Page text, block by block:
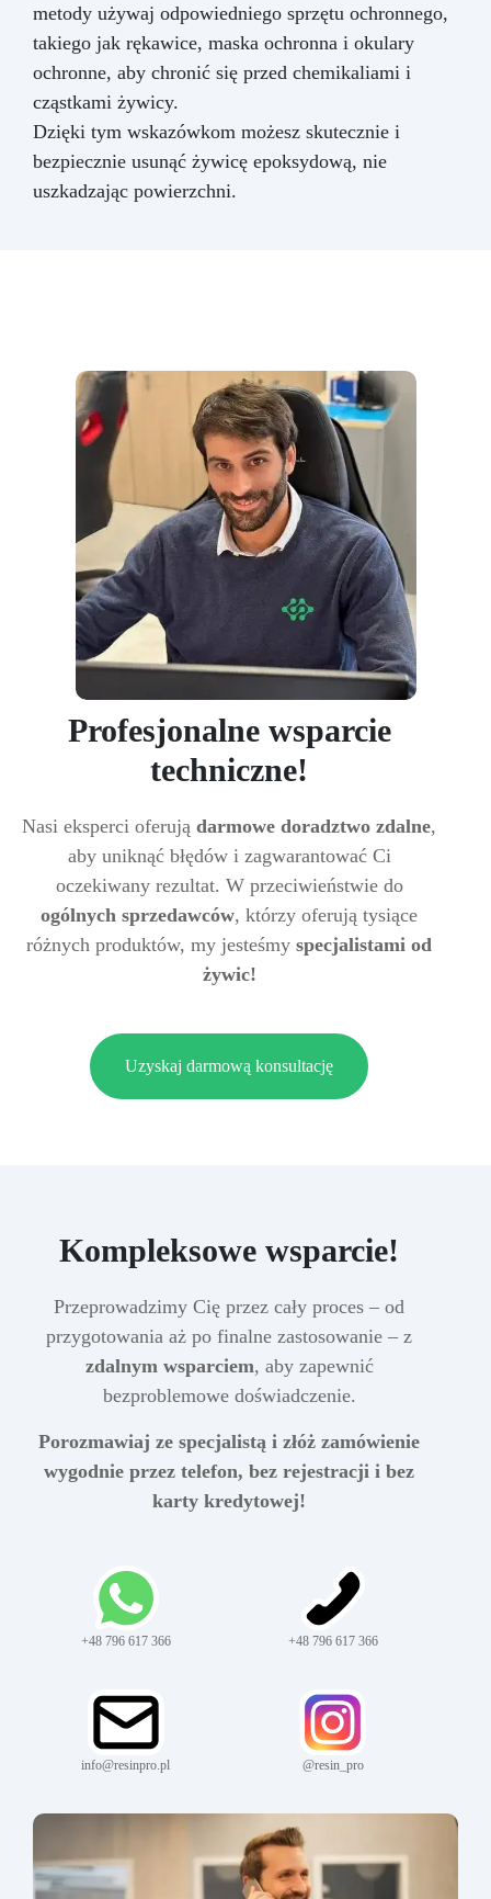
metody używaj odpowiedniego sprzętu ochronnego,
takiego jak rękawice, maska ochronna i okulary
ochronne, aby chronić się przed chemikaliami i
cząstkami żywicy.
Dzięki tym wskazówkom możesz skutecznie i
bezpiecznie usunąć żywicę epoksydową, nie
uszkadzając powierzchni.
Profesjonalne wsparcie
techniczne!
Nasi eksperci oferują darmowe doradztwo zdalne,
aby uniknąć błędów i zagwarantować Ci
oczekiwany rezultat. W przeciwieństwie do
ogólnych sprzedawców, którzy oferują tysiące
różnych produktów, my jesteśmy specjalistami od
żywic!
Uzyskaj darmową konsultację
Kompleksowe wsparcie!
Przeprowadzimy Cię przez cały proces – od
przygotowania aż po finalne zastosowanie – z
zdalnym wsparciem, aby zapewnić
bezproblemowe doświadczenie.
Porozmawiaj ze specjalistą i złóż zamówienie
wygodnie przez telefon, bez rejestracji i bez
karty kredytowej!
+48 796 617 366 +48 796 617 366
info@resinpro.pl @resin_pro